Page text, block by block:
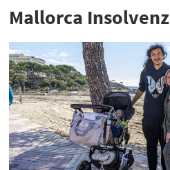
Mallorca Insolvenz